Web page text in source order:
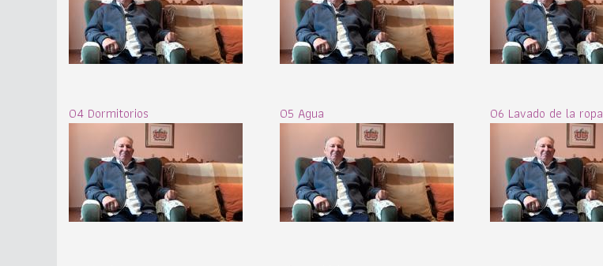
04 Dormitorios 05 Agua 06 Lavado de la ropa